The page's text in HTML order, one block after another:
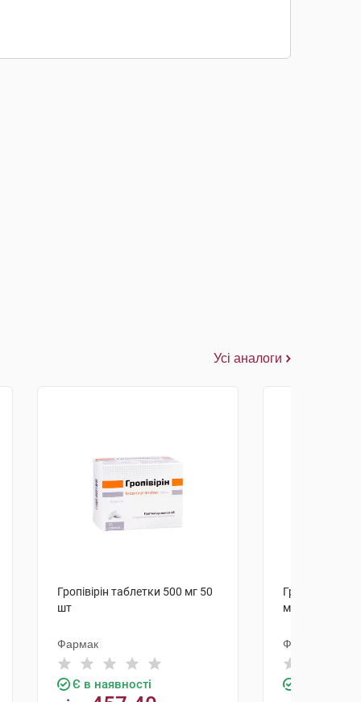
Усі аналоги
Гропівірін таблетки 500 мг 50
шт
Фармак
Є в наявності
Гропівірін
мл 1 флакон
Фармак